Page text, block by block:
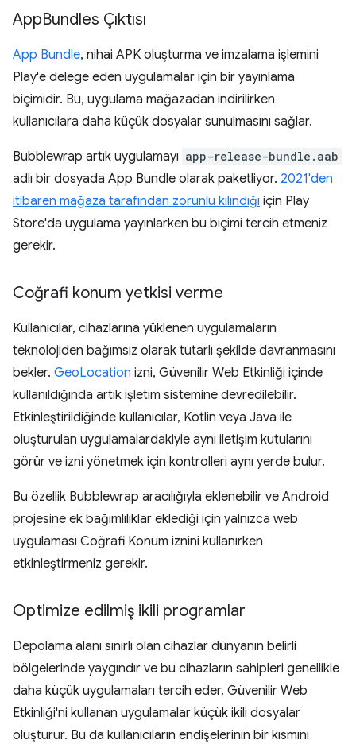
AppBundles Çıktısı
App Bundle, nihai APK oluşturma ve imzalama işlemini
Play'e delege eden uygulamalar için bir yayınlama
biçimidir. Bu, uygulama mağazadan indirilirken
kullanıcılara daha küçük dosyalar sunulmasını sağlar.
Bubblewrap artık uygulamayı app-release-bundle.aab
adlı bir dosyada App Bundle olarak paketliyor. 2021'den
itibaren mağaza tarafından zorunlu kılındığı için Play
Store'da uygulama yayınlarken bu biçimi tercih etmeniz
gerekir.
Coğrafi konum yetkisi verme
Kullanıcılar, cihazlarına yüklenen uygulamaların
teknolojiden bağımsız olarak tutarlı şekilde davranmasını
bekler. GeoLocation izni, Güvenilir Web Etkinliği içinde
kullanıldığında artık işletim sistemine devredilebilir.
Etkinleştirildiğinde kullanıcılar, Kotlin veya Java ile
oluşturulan uygulamalardakiyle aynı iletişim kutularını
görür ve izni yönetmek için kontrolleri aynı yerde bulur.
Bu özellik Bubblewrap aracılığıyla eklenebilir ve Android
projesine ek bağımlılıklar eklediği için yalnızca web
uygulaması Coğrafi Konum iznini kullanırken
etkinleştirmeniz gerekir.
Optimize edilmiş ikili programlar
Depolama alanı sınırlı olan cihazlar dünyanın belirli
bölgelerinde yaygındır ve bu cihazların sahipleri genellikle
daha küçük uygulamaları tercih eder. Güvenilir Web
Etkinliği'ni kullanan uygulamalar küçük ikili dosyalar
oluşturur. Bu da kullanıcıların endişelerinin bir kısmını